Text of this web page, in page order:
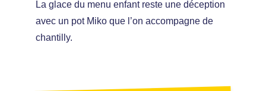
La glace du menu enfant reste une déception
avec un pot Miko que l’on accompagne de
chantilly.